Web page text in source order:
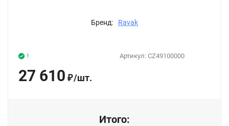
Бренд: Ravak
Артикул: CZ49100000
!
27 610 ₽/шт.
Итого: